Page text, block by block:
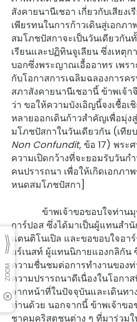
สังคายนานีเชอา เกี่ยวกับเสียง
เพียรทนในการก้าวเดินสู่เอกภ
สมโภชปัสกาจะเป็นวันเดียวกัน
เรียนและปฏิทินจูเลียน ซึ่งเหตุก
บอกซึ่งพระญาณเอื้ออาทร เพร
กับโอกาสการเฉลิมฉลองการค
สภาสังคายนานีเชอานี้ ข้าพเจ้า
ว่า ขอให้ความบังเอิญนี้จงเชื้อ
หลายออกเดินก้าวสำคัญเพื่อมุ่ง
มโภชปัสกาในวันเดียวกัน (เทีย
Non Confundit, ข้อ 17) พระ
ความเปิดกว้างที่จะยอมรับวัน
คนปรารถนา เพื่อให้เกิดเอกภา
หนดสมโภชปัสกา]
ข้าพเจ้าขอขอบใจท่านมุข
การ์ปอส ซึ่งได้มาเป็นผู้แทนสำ
แตนติโนเปิล และขอขอบใจอา
อร์เนสท์ ผู้แทนนิกายแองกลิกัน
ความชื่นชมต่อการทำงานของ
ความปรารถนาดีเนื่องในโอกา
จากหน้าที่ในปัจจุบันและเดินทา
ท่านด้วย นอกจากนี้ ข้าพเจ้าข
ชาคมคริสตชนต่าง ๆ ที่มาร่วมใ